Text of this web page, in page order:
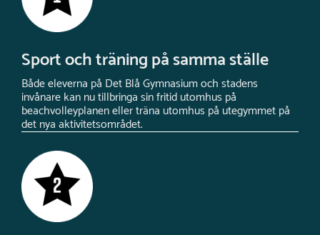
Sport och träning på samma ställe
Både eleverna på Det Blå Gymnasium och stadens
invånare kan nu tillbringa sin fritid utomhus på
beachvolleyplanen eller träna utomhus på utegymmet på
det nya aktivitetsområdet.